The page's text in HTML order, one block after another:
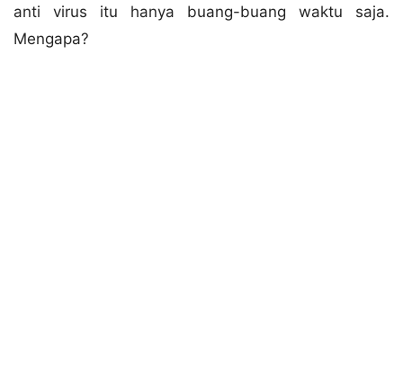
anti virus itu hanya buang-buang waktu saja.
Mengapa?